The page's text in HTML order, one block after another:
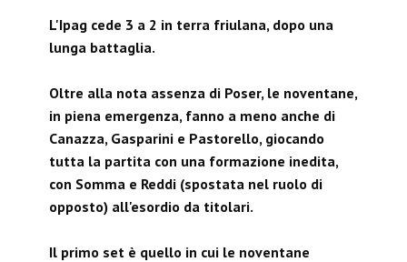
L'Ipag cede 3 a 2 in terra friulana, dopo una
lunga battaglia.
Oltre alla nota assenza di Poser, le noventane,
in piena emergenza, fanno a meno anche di
Canazza, Gasparini e Pastorello, giocando
tutta la partita con una formazione inedita,
con Somma e Reddi (spostata nel ruolo di
opposto) all'esordio da titolari.
Il primo set è quello in cui le noventane